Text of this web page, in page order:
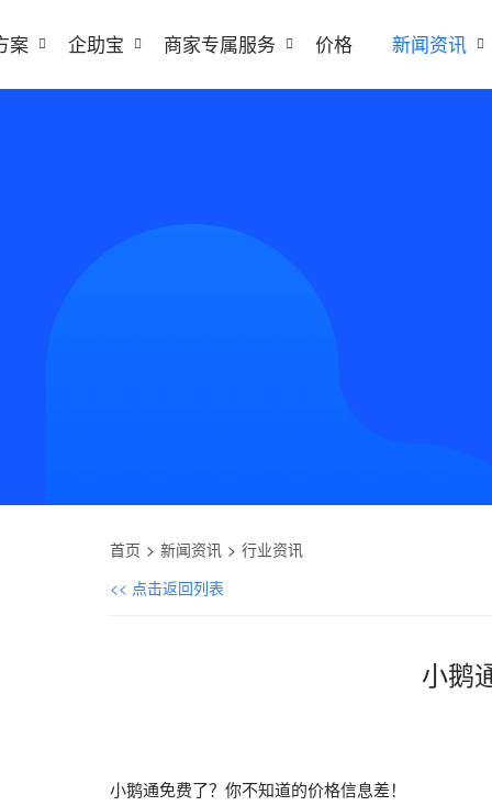
案 企助宝 商家专属服务 价格 新闻资讯
首页 新闻资讯
行业资讯
<< 点击返回列表
小鹅
小鹅通免费了？你不知道的价格信息差！